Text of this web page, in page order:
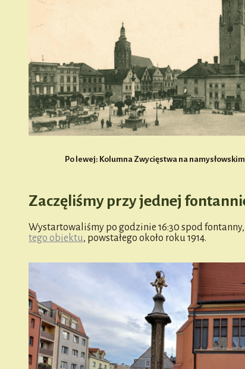
Po lewej: Kolumna Zwycięstwa na
Zaczęliśmy przy jednej
Wystartowaliśmy po godzinie 16:30 spod
tego obiektu, powstałego około roku 1914.